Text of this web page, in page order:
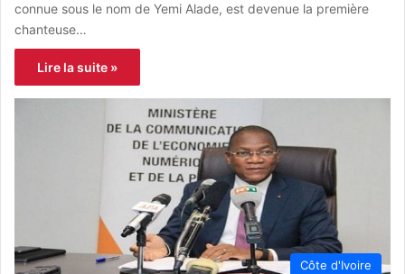
connue sous le nom de Yemi Alade, est devenue la première
chanteuse…
Lire la suite »
Côte d'Ivoire